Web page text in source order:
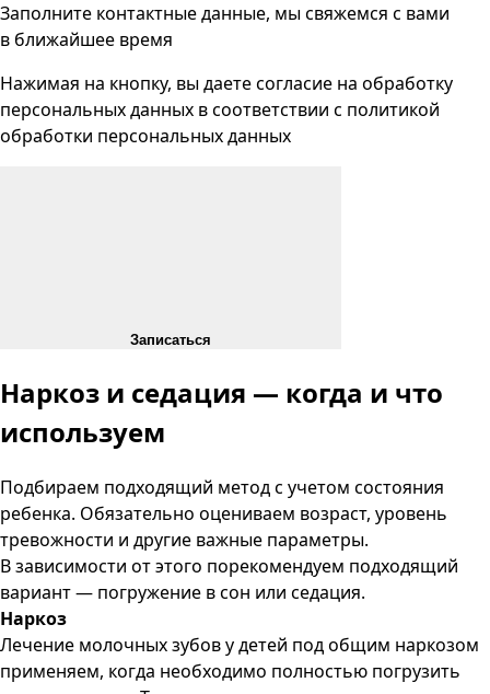
Заполните контактные данные, мы свяжемся с вами
в ближайшее время
Нажимая на кнопку, вы даете согласие на обработку
персональных данных в соответствии с политикой
обработки персональных данных
Записаться
Наркоз и седация — когда и что
используем
Подбираем подходящий метод с учетом состояния
ребенка. Обязательно оцениваем возраст, уровень
тревожности и другие важные параметры.
В зависимости от этого порекомендуем подходящий
вариант — погружение в сон или седация.
Наркоз
Лечение молочных зубов у детей под общим наркозом
применяем, когда необходимо полностью погрузить